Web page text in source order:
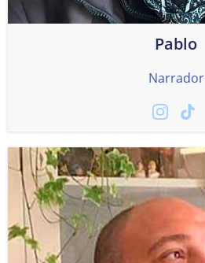
Pablo
Narrador